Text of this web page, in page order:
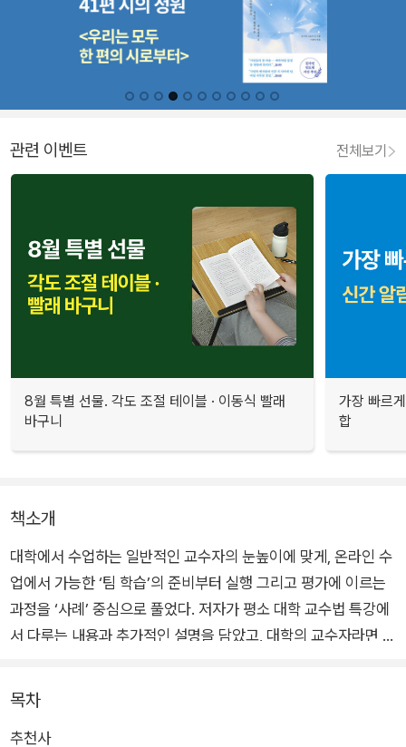
관련 이벤트 전체보기
8월 특별 선물. 각도 조절 테이블 · 이동식 빨래
바구니
가장 빠르
합
책소개
대학에서 수업하는 일반적인 교수자의 눈높이에 맞게, 온라인 수
업에서 가능한 ‘팀 학습’의 준비부터 실행 그리고 평가에 이르는
과정을 ‘사례’ 중심으로 풀었다. 저자가 평소 대학 교수법 특강에
서 다루는 내용과 추가적인 설명을 담았고, 대학의 교수자라면 누
앞으로도 활용 가능성을 가진 ‘온라인 수업’에 적용할 정보를 얻
고, 더 근본적으로는 ‘바람직한 교육의 방향’에 대하여 생각해 보
는 계기가 될 것이다.
목차
추천사